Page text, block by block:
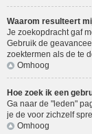
Waarom resulteert
Je zoekopdracht gaf
Gebruik de
zoektermen als de te
Omhoog
Hoe zoek ik een
Ga naar de "leden"
je de voor zichzelf
Omhoog